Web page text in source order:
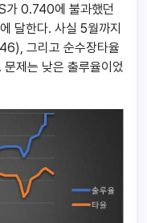
가 0.740에 불과했던
달한다. 사실 5월까지
그리고 순수장타율
제는 낮은 출루율이었